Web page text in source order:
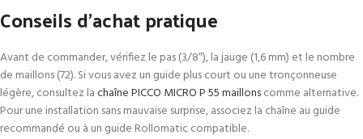
Conseils d’achat pratique
Avant de commander, vérifiez le pas (3/8″), la jauge (1,6 mm) et le nombre
de maillons (72). Si vous avez un guide plus court ou une tronçonneuse
légère, consultez lachaîne PICCO MICRO P 55 maillonscomme alternative.
Pour une installation sans mauvaise surprise, associez la chaîne au guide
recommandé ou à un guide Rollomatic compatible.